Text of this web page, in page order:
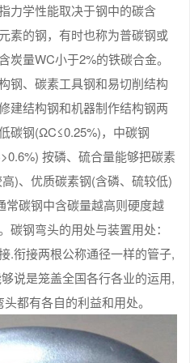
力学性能取决于钢中的碳含
素的钢，有时也称为普碳钢或
量WC小于2%的铁碳合金。
钢、碳素工具钢和易切削结构
建结构钢和机器制作结构钢两
碳钢(ΩC≤0.25%)，中碳钢
按磷、硫合量能够把碳素
)、优质碳素钢(含磷、硫较低)
碳钢中含碳量越高则硬度越
碳钢弯头的用处与装置用处：
.衔接两根公称通径一样的管子,
说是笼盖全国各行各业的运用,
都有各自的利益和用处。